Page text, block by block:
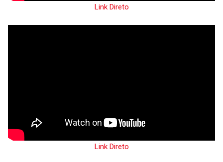
Link Direto
Link Direto